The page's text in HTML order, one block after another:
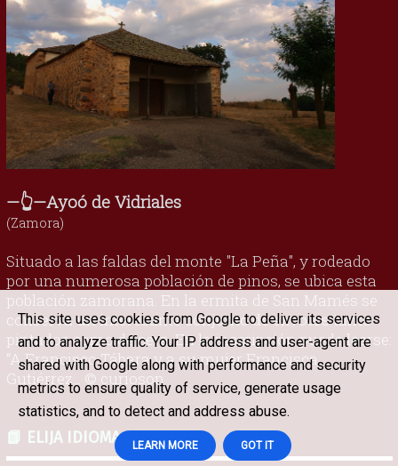
—👆—Ayoó de Vidriales
(Zamora)
Situado a las faldas del monte "La Peña", y rodeado
por una numerosa población de pinos, se ubica esta
población zamorana. En la ermita de San Mamés se
conserva un interesante conjunto de exvotos tanto
pintados como de cera. En la inscripción puede leerse:
“A Francisco Tábara y a su mujer Francisca
Gutiérrez... © curioson
📗 ELIJA IDIOMA
This site uses cookies from Google to deliver its services
and to analyze traffic. Your IP address and user-agent are
shared with Google along with performance and security
metrics to ensure quality of service, generate usage
statistics, and to detect and address abuse.
LEARN MORE GOT IT